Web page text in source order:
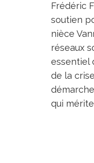
Frédéric
soutien
nièce
réseaux
essentiel
de la
qui